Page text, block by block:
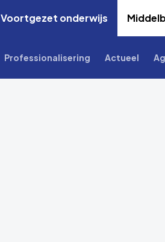
Voortgezet onderwijs
Professionalisering Actueel